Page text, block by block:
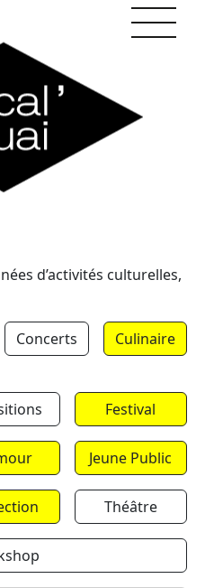
d’activités culturelles,
Concerts Culinaire
Festival
Jeune Public
Théâtre